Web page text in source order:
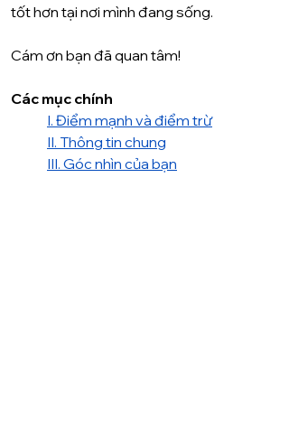
tốt hơn tại nơi mình đang sống.
Cám ơn bạn đã quan tâm!
Các mục chính
I. Điểm mạnh và điểm trừ
II. Thông tin chung
III. Góc nhìn của bạn